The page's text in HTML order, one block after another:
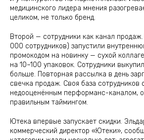
медицинского лидера мнения
целиком, не только бренд.
Второй — сотрудники как канал
000 сотрудников) запустили
промокодом на новинку — сухой
на 10–100 упаковок. Сотрудники
больше. Повторная рассылка в день
свечка продаж. Своя база сотрудников
недооценённым перформанс-каналом,
правильным таймингом.
Ютека впервые запускает скидки.
коммерческий директор «Ютеки»,